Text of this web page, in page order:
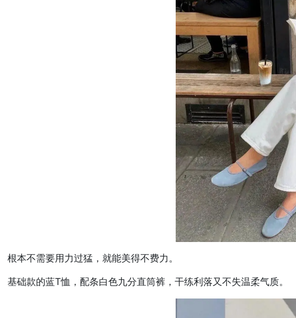
根本不需要用力过猛，就能美得不费力。
基础款的蓝T恤，配条白色九分直筒裤，干练利落又不失温柔气质。